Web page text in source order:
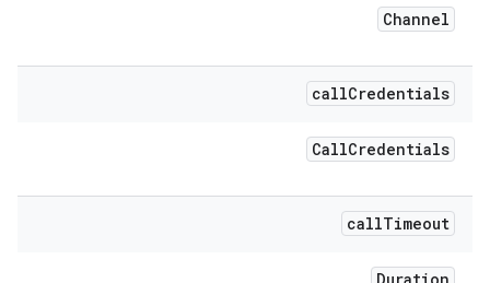
Channel
callCredentials
CallCredentials
callTimeout